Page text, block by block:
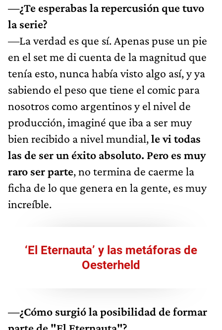
—¿Te esperabas la repercusión que tuvo
la serie?
—La verdad es que sí. Apenas puse un pie
en el set me di cuenta de la magnitud que
tenía esto, nunca había visto algo así, y ya
sabiendo el peso que tiene el comic para
nosotros como argentinos y el nivel de
producción, imaginé que iba a ser muy
bien recibido a nivel mundial,le vi todas
las de ser un éxito absoluto. Pero es muy
raro ser parte, no termina de caerme la
ficha de lo que genera en la gente, es muy
increíble.
‘El Eternauta’ y las metáforas de
Oesterheld
—¿Cómo surgió la posibilidad de formar